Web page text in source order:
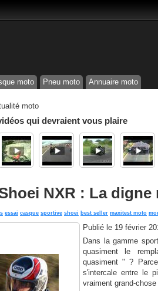
moto Pneu moto Annuaire moto
moto
qui devraient vous plaire
NXR : La digne
essai casque sportive shoei best seller maxitest moto
Publié le 19 février
Dans la gamme
quasiment le
quasiment " ?
s'intercale entre le
vraiment grand-